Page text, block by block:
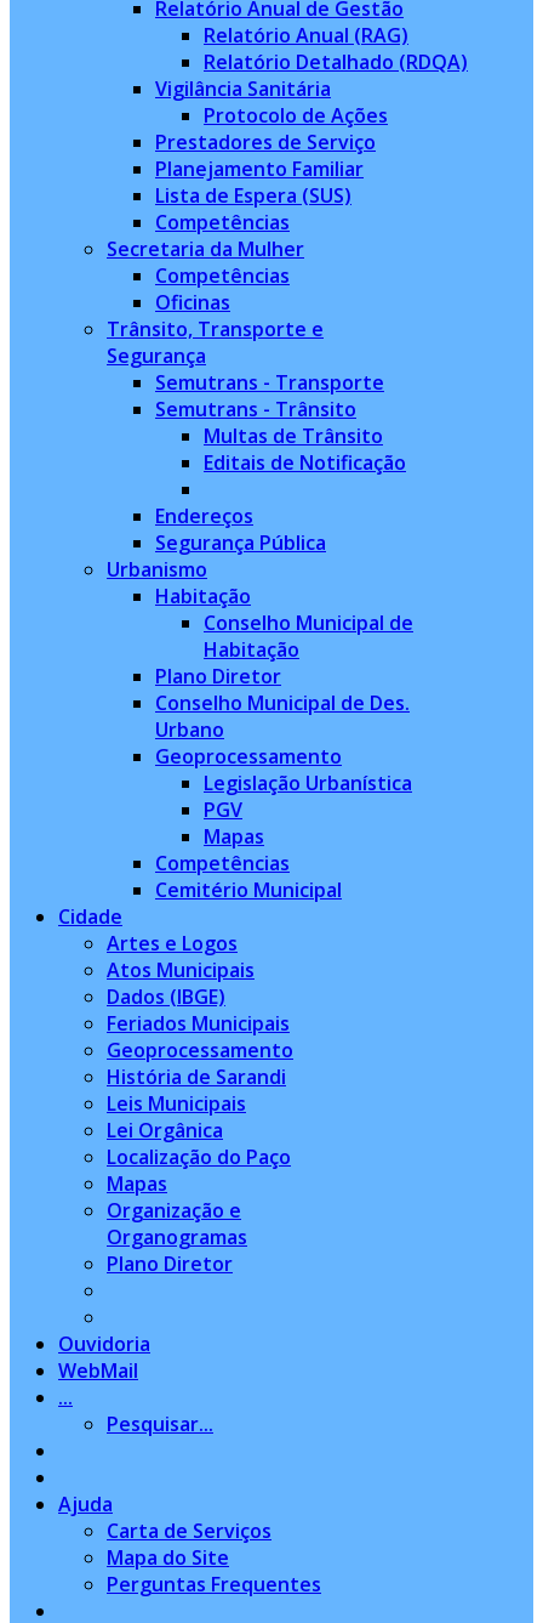
Relatório Anual de Gestão
Relatório Anual (RAG)
Relatório Detalhado (RDQA)
Vigilância Sanitária
Protocolo de Ações
Prestadores de Serviço
Planejamento Familiar
Lista de Espera (SUS)
Competências
Secretaria da Mulher
Competências
Oficinas
Trânsito, Transporte e
Segurança
Semutrans - Transporte
Semutrans - Trânsito
Multas de Trânsito
Editais de Notificação
Endereços
Segurança Pública
Urbanismo
Habitação
Conselho Municipal de
Habitação
Plano Diretor
Conselho Municipal de Des.
Urbano
Geoprocessamento
Legislação Urbanística
PGV
Mapas
Competências
Cemitério Municipal
Cidade
Artes e Logos
Atos Municipais
Dados (IBGE)
Feriados Municipais
Geoprocessamento
História de Sarandi
Leis Municipais
Lei Orgânica
Localização do Paço
Mapas
Organização e
Organogramas
Plano Diretor
Ouvidoria
WebMail
...
Pesquisar...
Ajuda
Carta de Serviços
Mapa do Site
Perguntas Frequentes